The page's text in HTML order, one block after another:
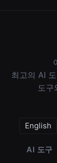
최고의 AI
도구
English
AI 도구